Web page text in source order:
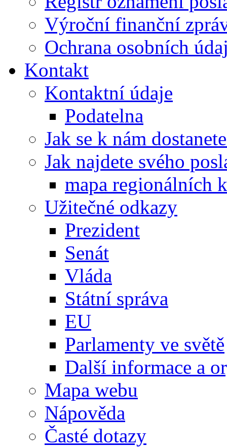
Výroční finanční
Ochrana osobních
Kontakt
Kontaktní údaje
Podatelna
Jak se k nám
Jak najdete svého
mapa regionálních
Užitečné odkazy
Prezident
Senát
Vláda
Státní správa
EU
Parlamenty ve světě
Další informace a
Mapa webu
Nápověda
Časté dotazy